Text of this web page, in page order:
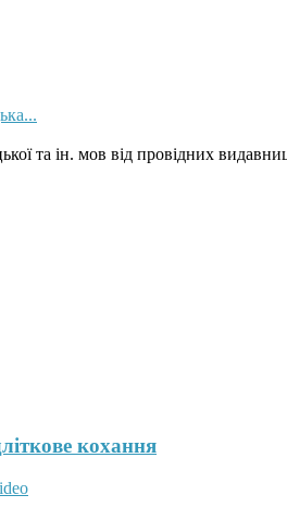
та ін. мов від провідних
кохання